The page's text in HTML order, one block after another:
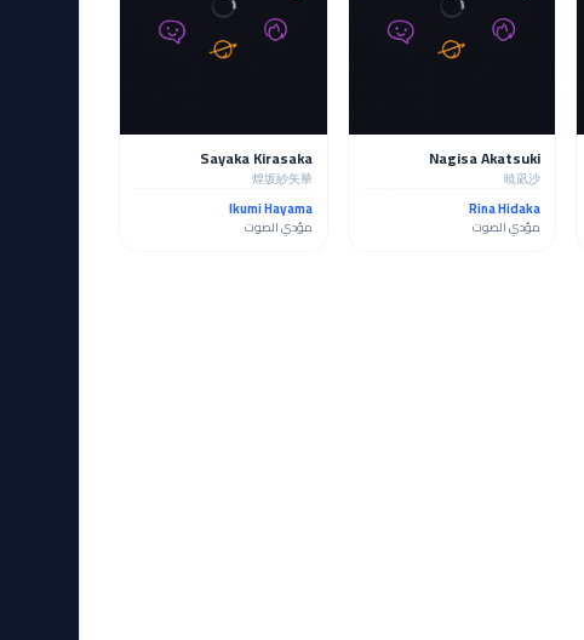
Nagisa Akatsuki
暁凪沙
Rina Hidaka
مؤدي الصوت
Sayaka Kirasaka
煌坂紗矢華
Ikumi Hayama
مؤدي الصوت